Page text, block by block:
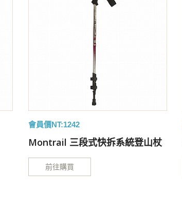
會員價NT:1242
Montrail 三段式快拆系統登山杖
前往購買